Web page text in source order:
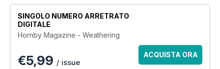
weathering and how best to replicate effects including
grease, oil, rust, smoke and more.
SINGOLO NUMERO ARRETRATO
DIGITALE
Hornby Magazine - Weathering
€5,99 / issue
ACQUISTA ORA